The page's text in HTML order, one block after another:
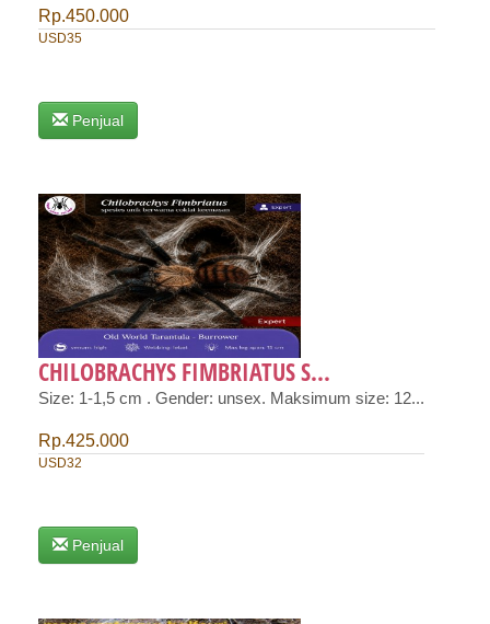
Rp.450.000
USD35
Penjual
CHILOBRACHYS FIMBRIATUS S...
Size: 1-1,5 cm . Gender: unsex. Maksimum size: 12...
Rp.425.000
USD32
Penjual